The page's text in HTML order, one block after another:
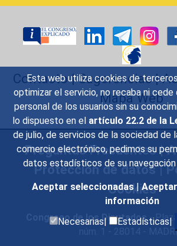
Esta web utiliza cookies de
optimizar el servicio, no recaba ni
personal de los usuarios sin su
lo dispuesto en el artículo 22.2 de la
de julio, de servicios de la sociedad de
comercio electrónico, pedimos su
datos estadísticos de su
Aceptar seleccionadas |
información
Necesarias|
Estadísticas|
Contacto|Sugerencias|
Mapa Web
Preguntas Frecuentes|
Protección de datos|
Cookies
Congreso de los Diputados-
núm. 1 - 28014 -